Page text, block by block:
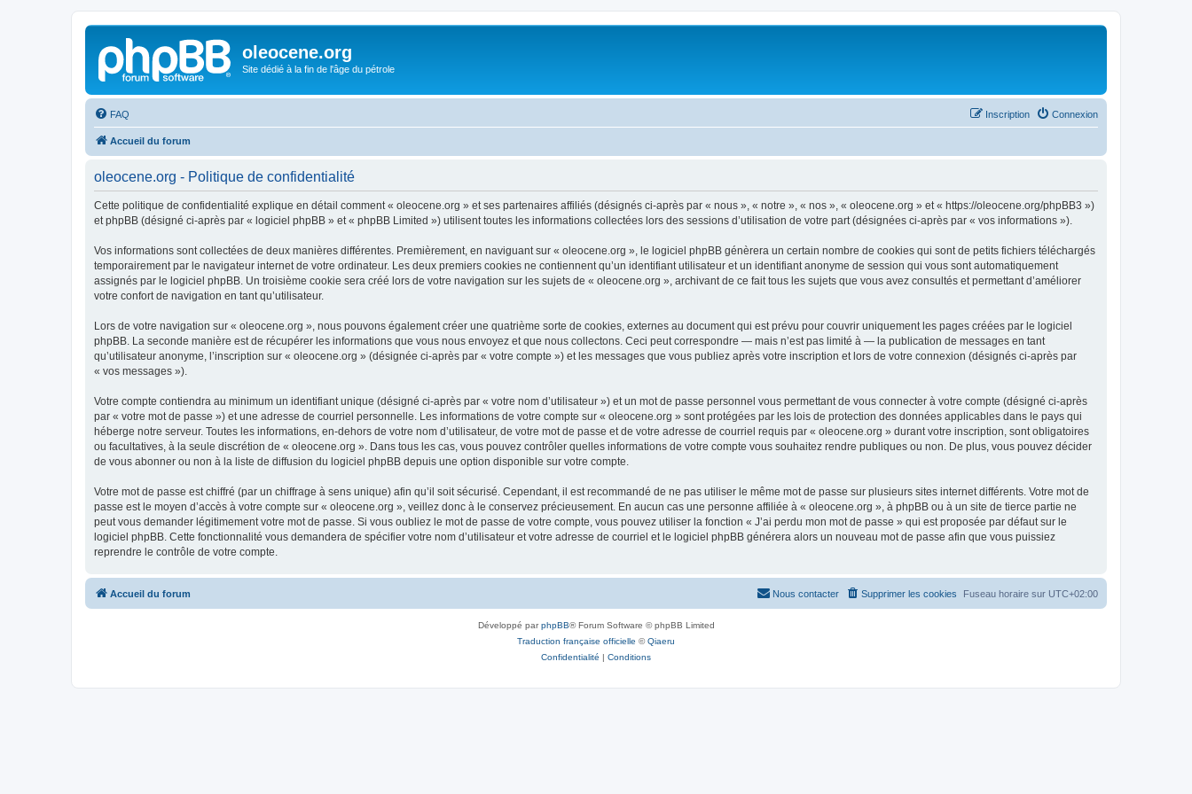
oleocene.org
Site dédié à la fin de l'âge du pétrole
FAQ Connexion
Inscription
Accueil du forum
oleocene.org - Politique de confidentialité
Cette politique de confidentialité explique en détail comment « oleocene.org » et ses partenaires affiliés (désignés ci-après par « nous », « notre », « nos », « oleocene.org » et « https://oleocene.org/phpBB3 »)
et phpBB (désigné ci-après par « logiciel phpBB » et « phpBB Limited ») utilisent toutes les informations collectées lors des sessions d’utilisation de votre part (désignées ci-après par « vos informations »).
Vos informations sont collectées de deux manières différentes. Premièrement, en naviguant sur « oleocene.org », le logiciel phpBB génèrera un certain nombre de cookies qui sont de petits fichiers téléchargés
temporairement par le navigateur internet de votre ordinateur. Les deux premiers cookies ne contiennent qu’un identifiant utilisateur et un identifiant anonyme de session qui vous sont automatiquement
assignés par le logiciel phpBB. Un troisième cookie sera créé lors de votre navigation sur les sujets de « oleocene.org », archivant de ce fait tous les sujets que vous avez consultés et permettant d’améliorer
votre confort de navigation en tant qu’utilisateur.
Lors de votre navigation sur « oleocene.org », nous pouvons également créer une quatrième sorte de cookies, externes au document qui est prévu pour couvrir uniquement les pages créées par le logiciel
phpBB. La seconde manière est de récupérer les informations que vous nous envoyez et que nous collectons. Ceci peut correspondre — mais n’est pas limité à — la publication de messages en tant
qu’utilisateur anonyme, l’inscription sur « oleocene.org » (désignée ci-après par « votre compte ») et les messages que vous publiez après votre inscription et lors de votre connexion (désignés ci-après par
« vos messages »).
Votre compte contiendra au minimum un identifiant unique (désigné ci-après par « votre nom d’utilisateur ») et un mot de passe personnel vous permettant de vous connecter à votre compte (désigné ci-après
par « votre mot de passe ») et une adresse de courriel personnelle. Les informations de votre compte sur « oleocene.org » sont protégées par les lois de protection des données applicables dans le pays qui
héberge notre serveur. Toutes les informations, en-dehors de votre nom d’utilisateur, de votre mot de passe et de votre adresse de courriel requis par « oleocene.org » durant votre inscription, sont obligatoires
ou facultatives, à la seule discrétion de « oleocene.org ». Dans tous les cas, vous pouvez contrôler quelles informations de votre compte vous souhaitez rendre publiques ou non. De plus, vous pouvez décider
de vous abonner ou non à la liste de diffusion du logiciel phpBB depuis une option disponible sur votre compte.
Votre mot de passe est chiffré (par un chiffrage à sens unique) afin qu’il soit sécurisé. Cependant, il est recommandé de ne pas utiliser le même mot de passe sur plusieurs sites internet différents. Votre mot de
passe est le moyen d’accès à votre compte sur « oleocene.org », veillez donc à le conservez précieusement. En aucun cas une personne affiliée à « oleocene.org », à phpBB ou à un site de tierce partie ne
peut vous demander légitimement votre mot de passe. Si vous oubliez le mot de passe de votre compte, vous pouvez utiliser la fonction « J’ai perdu mon mot de passe » qui est proposée par défaut sur le
logiciel phpBB. Cette fonctionnalité vous demandera de spécifier votre nom d’utilisateur et votre adresse de courriel et le logiciel phpBB générera alors un nouveau mot de passe afin que vous puissiez
reprendre le contrôle de votre compte.
Accueil du forum Fuseau horaire sur UTC+02:00
Supprimer les cookies
Nous contacter
Développé parphpBB® Forum Software © phpBB Limited
Traduction française officielle ©Qiaeru
Confidentialité | Conditions